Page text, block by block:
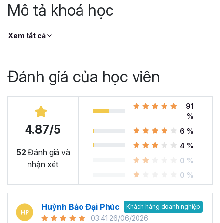
Mô tả khoá học
Xem tất cả
Đánh giá của học viên
4.87/5
52 Đánh giá và
nhận xét
91
%
6 %
4 %
0 %
0 %
Huỳnh Bảo Đại Phúc Khách hàng doanh nghiệp
03:41 26/06/2026